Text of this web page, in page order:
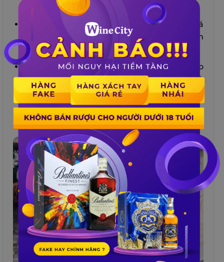
và rửa tổ yến, tránh sử dụng chất tẩy rửa;
Tránh để tổ yến tiếp xúc với không khí quá
lâu sau khi làm sạch, để bảo vệ chất dinh
dưỡng;
Tránh ánh nắng trực tiếp và nhiệt độ cao
khi bảo quản tổ yến, để tránh oxi hóa và
mất màu.
CÁCH BẢO QUẢN TỔ YẾN SAU KHI ĐÃ
LÀM SẠCH